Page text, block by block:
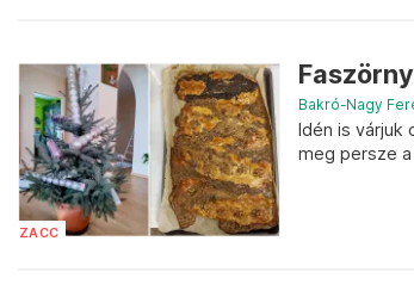
ZACC
Bakró-Nagy
Idén is
meg persze